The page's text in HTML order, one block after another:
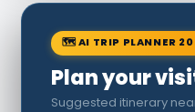
🗺 AI TRIP PLANNER
Plan your
Suggested itinerary